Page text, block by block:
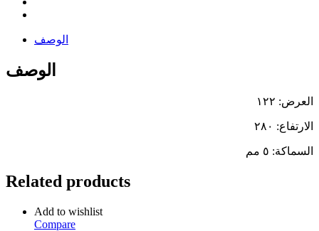
الوصف
الوصف
العرض: ١٢٢
الارتفاع: ٢٨٠
السماكة: ٥ مم
Related products
Add to wishlist
Compare